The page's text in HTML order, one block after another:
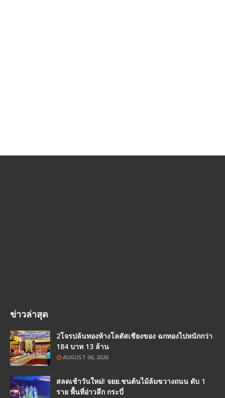
ข่าวล่าสุด
2โจรปล้นทองห้างโลตัสเชียงของ ฉกทองไปหนักกว่า
184 บาท 13 ล้าน
AUGUST 06, 2026
สลดเช้าวันใหม่! จยย.ชนต้นไม้ล้มขวางถนน ดับ 1
ราย พื้นที่อ่าวลึก กระบี่